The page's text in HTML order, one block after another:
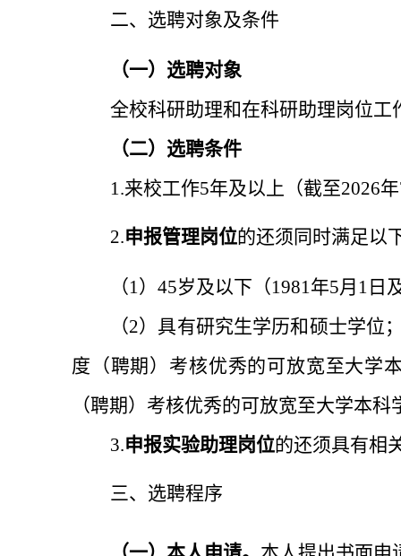
二、选聘对象及条件
（一）选聘对象
全校科研助理和在科研助理岗位工
（二）选聘条件
1.来校工作5年及以上（截至2026年
2.申报管理岗位的还须同时满足以
（1） 45岁及以下（1981年5月 1日
（2）具有研究生学历和硕士学位
度（聘期）考核优秀的可放宽至大学
（聘期）考核优秀的可放宽至大学本
3.申报实验助理岗位的还须具有相
三、选聘程序